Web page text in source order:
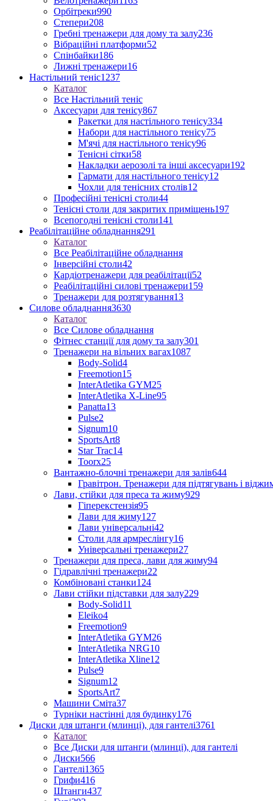
Орбітреки990
Степери208
Гребні тренажери для дому та залу236
Вібраційні платформи52
Спінбайки186
Лижні тренажери16
Настільний теніс1237
Каталог
Все Настільний теніс
Аксесуари для тенісу867
Ракетки для настільного тенісу334
Набори для настільного тенісу75
М'ячі для настільного тенісу96
Тенісні сітки58
Накладки аерозолі та інші аксесуари192
Гармати для настільного тенісу12
Чохли для тенісних столів12
Професійні тенісні столи44
Тенісні столи для закритих приміщень197
Всепогодні тенісні столи141
Реабілітаційне обладнання291
Каталог
Все Реабілітаційне обладнання
Інверсійні столи42
Кардіотренажери для реабілітації52
Реабілітаційні силові тренажери159
Тренажери для розтягування13
Силове обладнання3630
Каталог
Все Силове обладнання
Фітнес станції для дому та залу301
Тренажери на вільних вагах1087
Body-Solid4
Freemotion15
InterAtletika GYM25
InterAtletika X-Line95
Panatta13
Pulse2
Signum10
SportsArt8
Star Trac14
Toorx25
Вантажно-блочні тренажери для залів644
Гравітрон. Тренажери для підтягувань і
Лави, стійки для преса та жиму929
Гіперекстензія95
Лави для жиму127
Лави універсальні42
Столи для армреслінгу16
Універсальні тренажери27
Тренажери для преса, лави для жиму94
Гідравлічні тренажери22
Комбіновані станки124
Лави стійки підставки для залу229
Body-Solid11
Eleiko4
Freemotion9
InterAtletika GYM26
InterAtletika NRG10
InterAtletika Xline12
Pulse9
Signum12
SportsArt7
Машини Сміта37
Турніки настінні для будинку176
Диски для штанги (млинці), для гантелі3761
Каталог
Все Диски для штанги (млинці), для гантелі
Диски566
Гантелі1365
Грифи416
Штанги437